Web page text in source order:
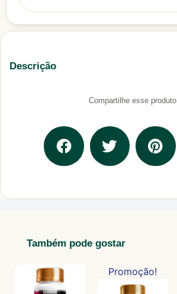
Descrição
Compartilhe esse produto
Também pode gostar
Promoção!